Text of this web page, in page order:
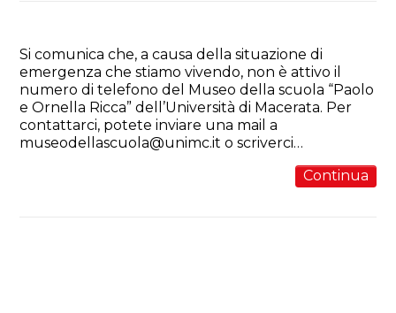
Si comunica che, a causa della situazione di
emergenza che stiamo vivendo, non è attivo il
numero di telefono del Museo della scuola “Paolo
e Ornella Ricca” dell’Università di Macerata. Per
contattarci, potete inviare una mail a
museodellascuola@unimc.it o scriverci…
Continua